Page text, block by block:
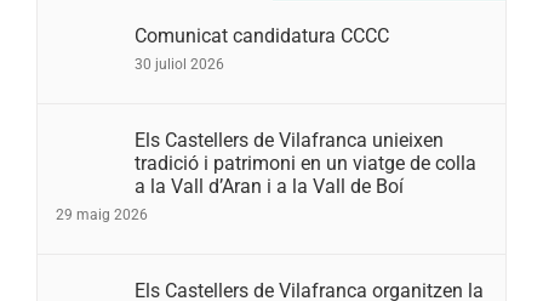
Comunicat candidatura CCCC
30 juliol 2026
Els Castellers de Vilafranca unieixen
tradició i patrimoni en un viatge de colla
a la Vall d’Aran i a la Vall de Boí
29 maig 2026
Els Castellers de Vilafranca organitzen la